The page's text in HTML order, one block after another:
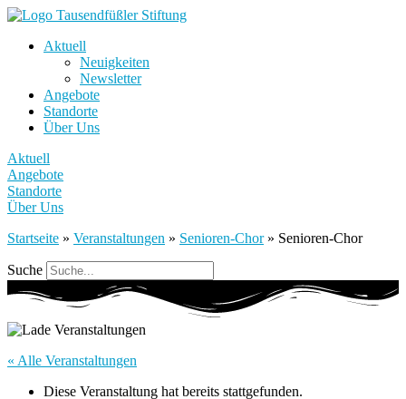
Aktuell
Neuigkeiten
Newsletter
Angebote
Standorte
Über Uns
Aktuell
Angebote
Standorte
Über Uns
Startseite » Veranstaltungen » Senioren-Chor» Senioren-Chor
Suche
« Alle Veranstaltungen
Diese Veranstaltung hat bereits stattgefunden.